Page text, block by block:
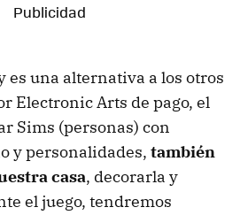
es una alternativa a los otros
Electronic Arts de pago, el
Sims (personas) con
y personalidades, también
casa, decorarla y
el juego, tendremos